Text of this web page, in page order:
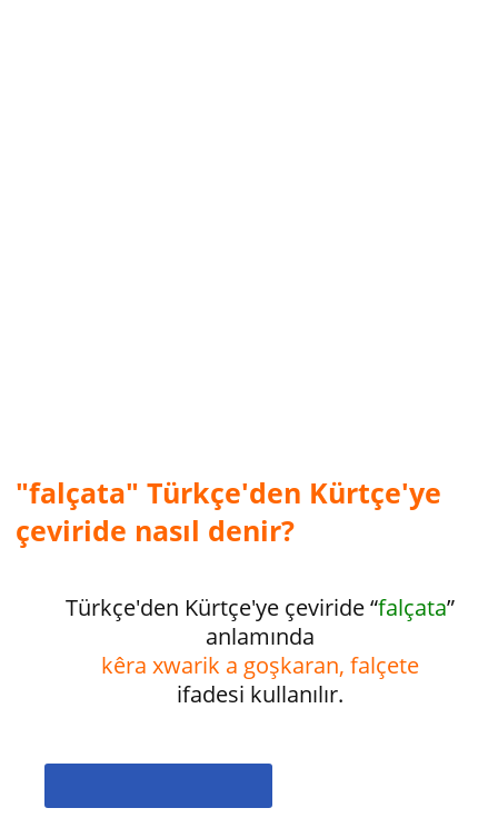
"falçata" Türkçe'den Kürtçe'ye
çeviride nasıl denir?
Türkçe'den Kürtçe'ye çeviride “falçata”
anlamında
kêra xwarik a goşkaran, falçete
ifadesi kullanılır.